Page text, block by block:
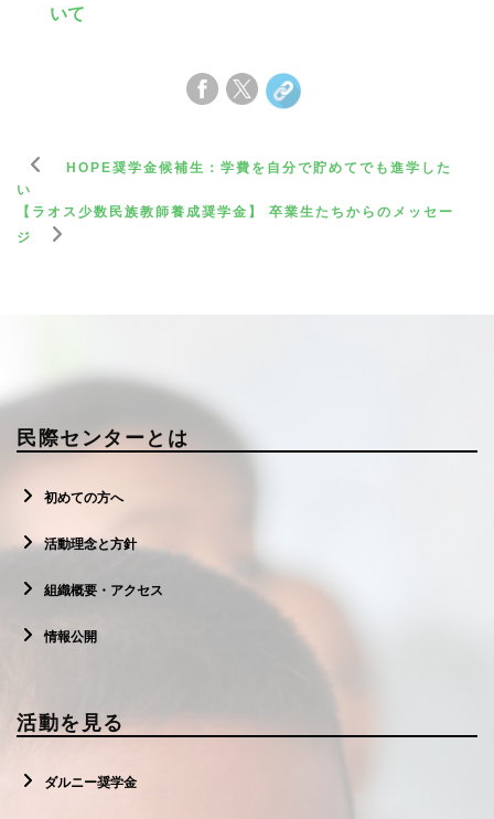
いて
HOPE奨学金候補生：学費を自分で貯めてでも進学した
い
【ラオス少数民族教師養成奨学金】 卒業生たちからのメッセー
ジ
民際センターとは
初めての方へ
活動理念と方針
組織概要・アクセス
情報公開
活動を見る
ダルニー奨学金